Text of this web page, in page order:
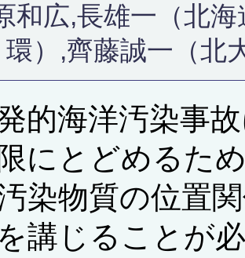
和広,長雄一（北
環）,齊藤誠一（北
的海洋汚染事
にとどめるた
染物質の位置
講じることが